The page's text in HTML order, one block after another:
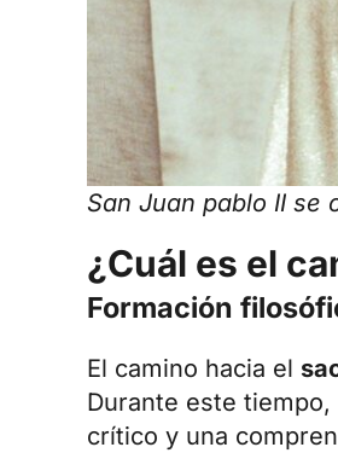
San Juan pablo II se
¿Cuál es el
Formación
El camino hacia el
Durante este
crítico y una